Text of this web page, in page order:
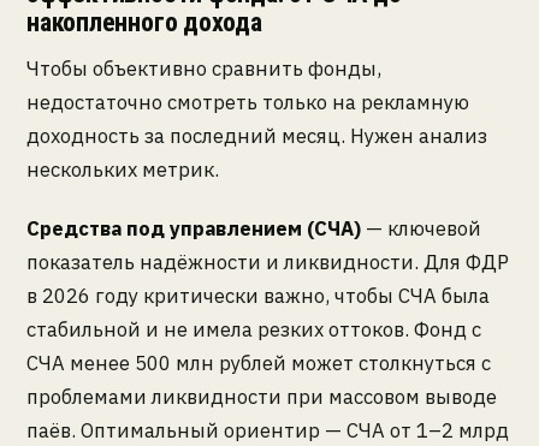
накопленного дохода
Чтобы объективно сравнить фонды,
недостаточно смотреть только на рекламную
доходность за последний месяц. Нужен анализ
нескольких метрик.
Средства под управлением (СЧА) — ключевой
показатель надёжности и ликвидности. Для ФДР
в 2026 году критически важно, чтобы СЧА была
стабильной и не имела резких оттоков. Фонд с
СЧА менее 500 млн рублей может столкнуться с
проблемами ликвидности при массовом выводе
паёв. Оптимальный ориентир — СЧА от 1–2 млрд